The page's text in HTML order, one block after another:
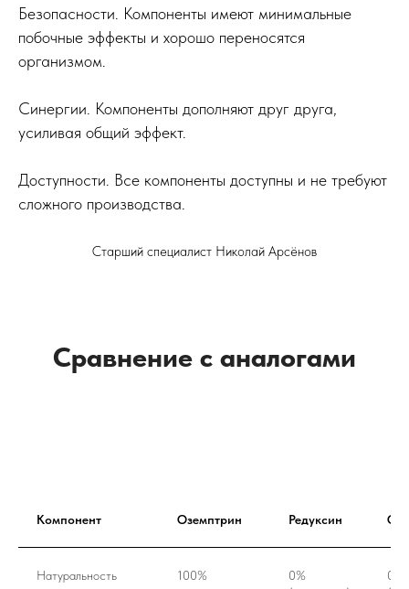
Безопасности. Компоненты имеют минимальные
побочные эффекты и хорошо переносятся
организмом.
Синергии. Компоненты дополняют друг друга,
усиливая общий эффект.
Доступности. Все компоненты доступны и не требуют
сложного производства.
Старший специалист Николай Арсёнов
Сравнение с аналогами
Компонент Оземптрин Редуксин
Натуральность 100%
0%
0%